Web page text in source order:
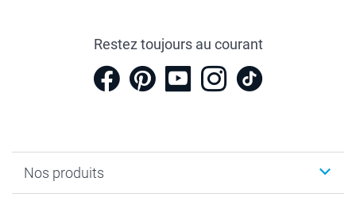
Restez toujours au courant
Nos produits